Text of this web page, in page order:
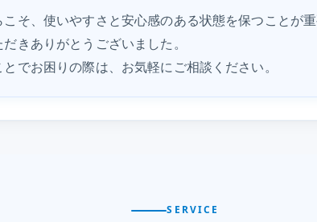
そ、使いやすさと安心感のある状態を保つことが重
きありがとうございました。
でお困りの際は、お気軽にご相談ください。
SERVICE